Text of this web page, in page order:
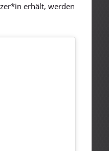
erhält, werden